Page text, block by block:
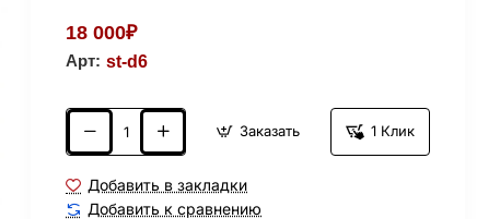
18 000₽
Арт: st-d6
Заказать 1 Клик
Добавить в закладки
Добавить к сравнению